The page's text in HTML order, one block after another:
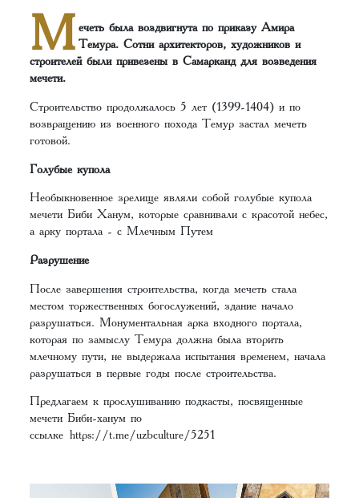
М ечеть была воздвигнута по приказу Амира
Темура. Сотни архитекторов, художников и
строителей были привезены в Самарканд для возведения
мечети.
Строительство продолжалось 5 лет (1399-1404) и по
возвращению из военного похода Темур застал мечеть
готовой.
Голубые купола
Необыкновенное зрелище являли собой голубые купола
мечети Биби Ханум, которые сравнивали с красотой небес,
а арку портала - с Млечным Путем
Разрушение
После завершения строительства, когда мечеть стала
местом торжественных богослужений, здание начало
разрушаться. Монументальная арка входного портала,
которая по замыслу Темура должна была вторить
млечному пути, не выдержала испытания временем, начала
разрушаться в первые годы после строительства.
Предлагаем к прослушиванию подкасты, посвященные
мечети Биби-ханум по
ссылкеhttps://t.me/uzbculture/5251